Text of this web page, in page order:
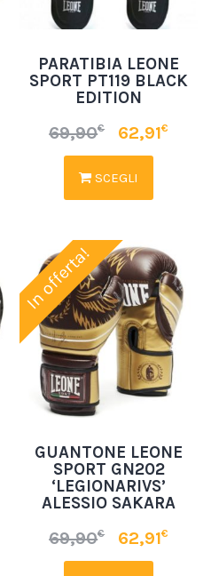
PARATIBIA LEONE
SPORT PT119 BLACK
EDITION
69,90€ 62,91€
SCEGLI
In offerta!
GUANTONE LEONE
SPORT GN202
‘LEGIONARIVS’
ALESSIO SAKARA
69,90€ 62,91€